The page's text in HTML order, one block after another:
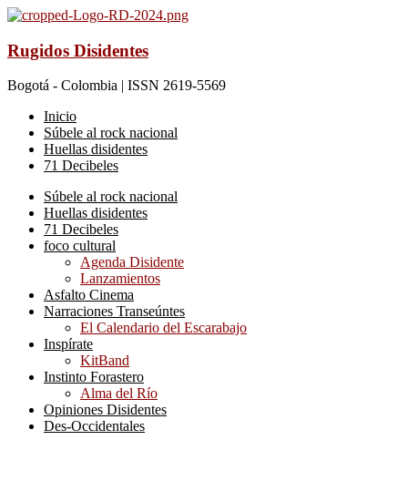
Rugidos Disidentes
Bogotá - Colombia | ISSN 2619-5569
Inicio
Súbele al rock nacional
Huellas disidentes
71 Decibeles
Súbele al rock nacional
Huellas disidentes
71 Decibeles
foco cultural
Agenda Disidente
Lanzamientos
Asfalto Cinema
Narraciones Transeúntes
El Calendario del Escarabajo
Inspírate
KitBand
Instinto Forastero
Alma del Río
Opiniones Disidentes
Des-Occidentales